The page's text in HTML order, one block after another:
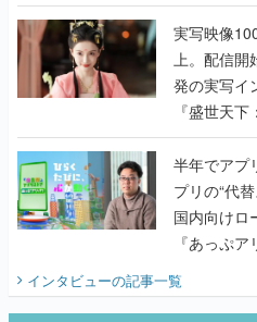
発の実写イ
『盛世天下
うこだわり
半年でアプリ
プリの“代
国内向けロ
『あっぷア
てみた
インタビューの記事一覧
『アビス』
な開発資料